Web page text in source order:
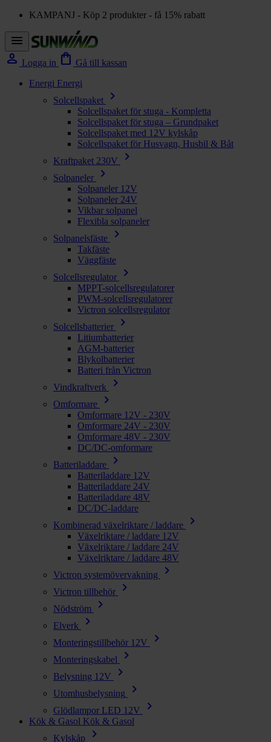
KAMPANJ - Köp 2 produkter - få 15% rabatt
menu
person Logga in shopping_bag Gå till kassan
Energi Energi
Solcellspaket
chevron_right
Solcellspaket för stuga - Kompletta
Solcellspaket för stuga – Grundpaket
Solcellspaket med 12V kylskåp
Solcellspaket för Husvagn, Husbil & Båt
Kraftpaket 230V
chevron_right
Solpaneler chevron_right
Solpaneler 12V
Solpaneler 24V
Vikbar solpanel
Flexibla solpaneler
Solpanelsfäste
chevron_right
Takfäste
Väggfäste
Solcellsregulator
chevron_right
MPPT-solcellsregulatorer
PWM-solcellsregulatorer
Victron solcellsregulator
Solcellsbatterier
chevron_right
Litiumbatterier
AGM-batterier
Blykolbatterier
Batteri från Victron
Vindkraftverk
chevron_right
Omformare chevron_right
Omformare 12V - 230V
Omformare 24V - 230V
Omformare 48V - 230V
DC/DC-omformare
Batteriladdare
chevron_right
Batteriladdare 12V
Batteriladdare 24V
Batteriladdare 48V
DC/DC-laddare
Kombinerad växelriktare / laddare
chevron_right
Växelriktare / laddare 12V
Växelriktare / laddare 24V
Växelriktare / laddare 48V
Victron systemövervakning
chevron_right
Victron tillbehör chevron_right
Nödström chevron_right
Elverk chevron_right
Monteringstillbehör 12V chevron_right
Monteringskabel chevron_right
Belysning 12V chevron_right
Utomhusbelysning chevron_right
Glödlampor LED 12V chevron_right
Kök & Gasol Kök & Gasol
Kylskåp
chevron_right